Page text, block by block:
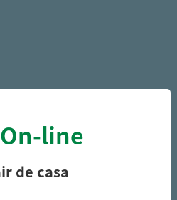
line
de casa